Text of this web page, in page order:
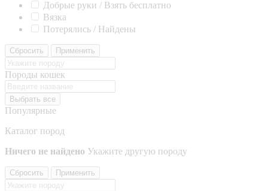
Добрые руки / Взять бесплатно
Вязка
Потерялись / Найдены
Сбросить Применить
Породы кошек
Выбрать все
Популярные
Каталог пород
Ничего не найдено Укажите другую породу
Сбросить Применить